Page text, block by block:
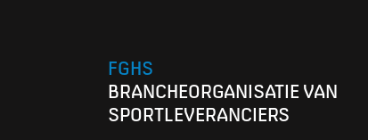
FGHS
BRANCHEORGANISATIE VAN
SPORTLEVERANCIERS